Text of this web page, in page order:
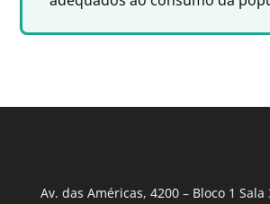
Av. das Américas, 4200 – Bloco 1 Sala